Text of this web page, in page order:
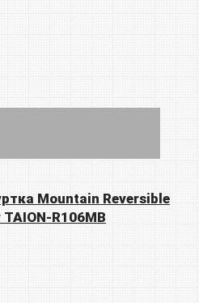
Mountain Reversible
TAION-R106MB